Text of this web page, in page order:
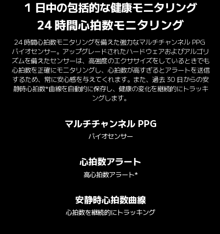
1 日中の包括的な健康モニタリング
24 時間心拍数モニタリング
24 時間心拍数モニタリングを備えた強力なマルチチャンネル PPG
バイオセンサー。アップグレードされたハードウェアおよびアルゴリ
ズムを備えたセンサーは、高強度のエクササイズをしているときでも
心拍数を正確にモニタリングし、心拍数が高すぎるとアラートを送信
するため、常に安心感を与えてくれます。また、過去 30 日からの安
静時心拍数*曲線を自動的に保存し、健康の変化を継続的にトラッキ
ングします。
マルチチャンネル PPG
バイオセンサー
心拍数アラート
高心拍数アラート*
安静時心拍数曲線
心拍数を継続的にトラッキング